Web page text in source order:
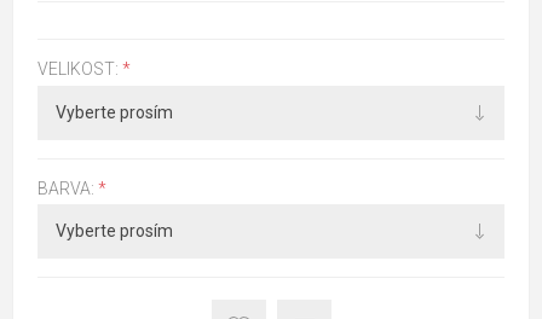
VELIKOST: *
BARVA: *